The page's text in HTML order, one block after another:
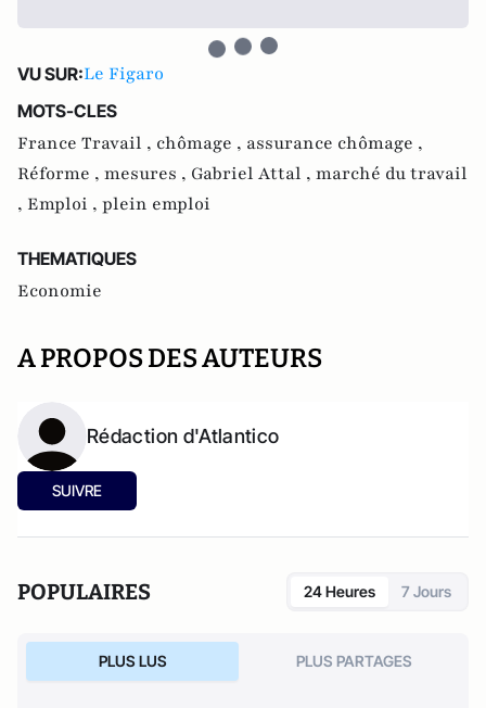
VU SUR:Le Figaro
MOTS-CLES
France Travail , chômage , assurance chômage ,
Réforme , mesures , Gabriel Attal , marché du travail
, Emploi , plein emploi
THEMATIQUES
Economie
A PROPOS DES AUTEURS
Rédaction d'Atlantico
SUIVRE
POPULAIRES 24 Heures 7 Jours
PLUS LUS PLUS PARTAGES